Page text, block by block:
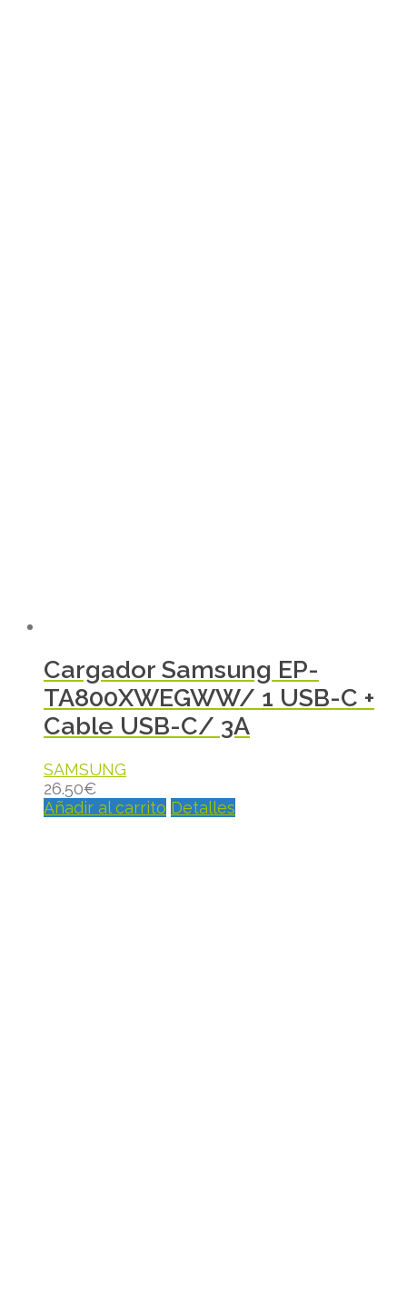
Cargador Samsung EP-
TA800XWEGWW/ 1 USB-C +
Cable USB-C/ 3A
SAMSUNG
26.50€
Añadir al carrito Detalles